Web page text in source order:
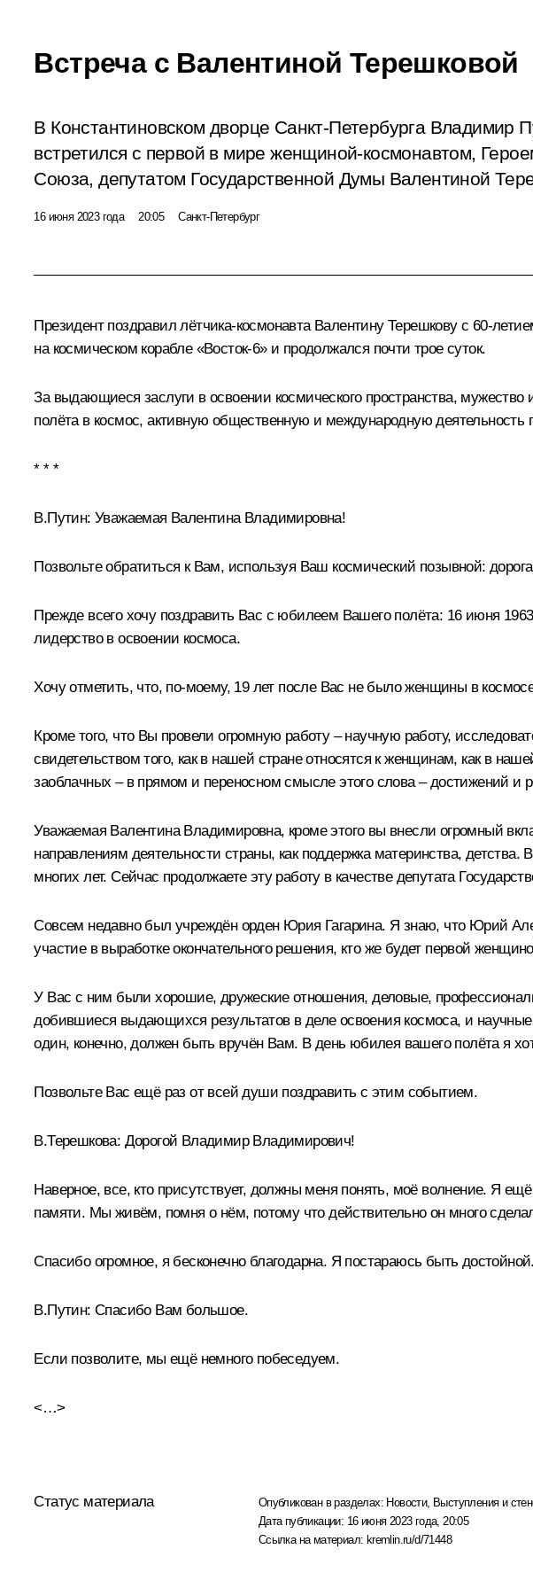
Встреча с Валентиной Терешковой
В Константиновском дворце Санкт-Петербурга Владимир
встретился с первой в мире женщиной-космонавтом,
Союза, депутатом Государственной Думы Валентиной
16 июня 2023 года 20:05 Санкт-Петербург
Президент поздравил лётчика-космонавта Валентину Терешкову с 60-
на космическом корабле «Восток‑6» и продолжался почти трое суток.
За выдающиеся заслуги в освоении космического пространства,
полёта в космос, активную общественную и международную деятельность
* * *
В.Путин: Уважаемая Валентина Владимировна!
Позвольте обратиться к Вам, используя Ваш космический позывной:
Прежде всего хочу поздравить Вас с юбилеем Вашего полёта: 16 июня
лидерство в освоении космоса.
Хочу отметить, что, по-моему, 19 лет после Вас не было женщины в
Кроме того, что Вы провели огромную работу – научную работу,
свидетельством того, как в нашей стране относятся к женщинам, как в
заоблачных – в прямом и переносном смысле этого слова – достижений и
Уважаемая Валентина Владимировна, кроме этого вы внесли огромный
направлениям деятельности страны, как поддержка материнства,
многих лет. Сейчас продолжаете эту работу в качестве депутата
Совсем недавно был учреждён орден Юрия Гагарина. Я знаю, что Юрий
участие в выработке окончательного решения, кто же будет первой
У Вас с ним были хорошие, дружеские отношения, деловые,
добившиеся выдающихся результатов в деле освоения космоса, и
один, конечно, должен быть вручён Вам. В день юбилея вашего полёта я
Позвольте Вас ещё раз от всей души поздравить с этим событием.
В.Терешкова: Дорогой Владимир Владимирович!
Наверное, все, кто присутствует, должны меня понять, моё волнение. Я
памяти. Мы живём, помня о нём, потому что действительно он много
Спасибо огромное, я бесконечно благодарна. Я постараюсь быть достойной.
В.Путин: Спасибо Вам большое.
Если позволите, мы ещё немного побеседуем.
<…>
Статус материала Опубликован в разделах: Новости, Выступления и
Дата публикации: 16 июня 2023 года, 20:05
Ссылка на материал: kremlin.ru/d/71448